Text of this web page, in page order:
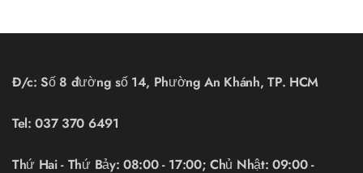
Đ/c: Số 8 đường số 14, Phường An Khánh, TP. HCM
Tel:037 370 6491
Thứ Hai - Thứ Bảy: 08:00 - 17:00; Chủ Nhật: 09:00 -